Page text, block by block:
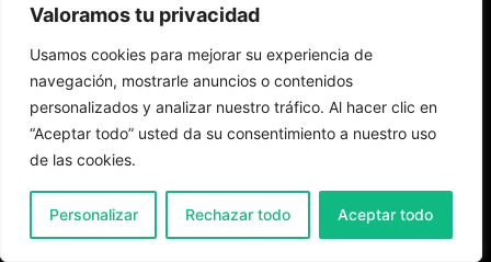
Valoramos tu privacidad
Usamos cookies para mejorar su experiencia de
navegación, mostrarle anuncios o contenidos
personalizados y analizar nuestro tráfico. Al hacer clic en
“Aceptar todo” usted da su consentimiento a nuestro uso
de las cookies.
Personalizar Rechazar todo Aceptar todo